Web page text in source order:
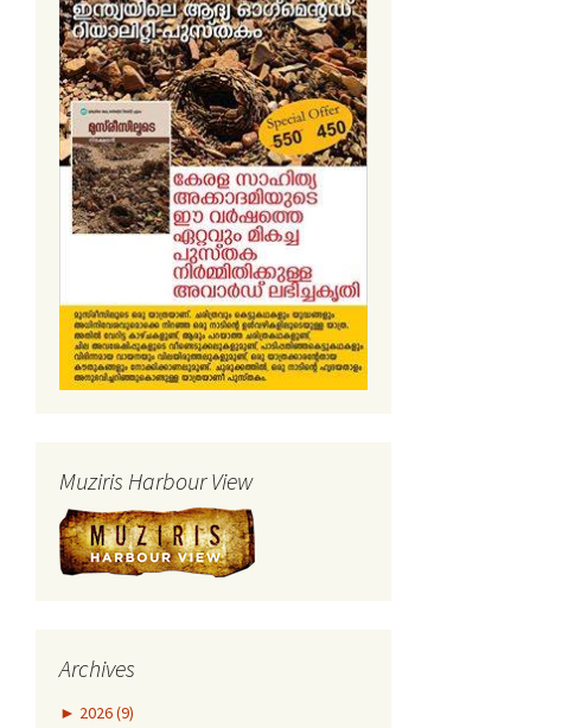
Muziris Harbour View
Archives
► 2026 (9)